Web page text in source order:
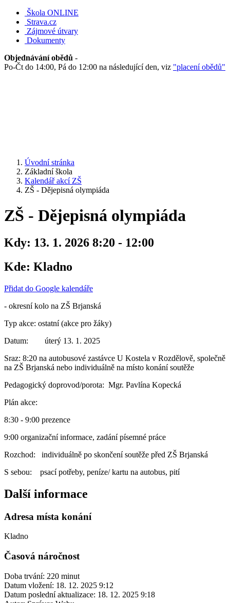
Škola ONLINE
Strava.cz
Zájmové útvary
Dokumenty
Objednávání obědů -
Po-Čt do 14:00, Pá do 12:00 na následující den, viz "placení obědů"
Úvodní stránka
Základní škola
Kalendář akcí ZŠ
ZŠ - Dějepisná olympiáda
ZŠ - Dějepisná olympiáda
Kdy: 13. 1. 2026 8:20 - 12:00
Kde: Kladno
Přidat do Google kalendáře
- okresní kolo na ZŠ Brjanská
Typ akce: ostatní (akce pro žáky)
Datum: úterý 13. 1. 2025
Sraz: 8:20 na autobusové zastávce U Kostela v Rozdělově, společně
na ZŠ Brjanská nebo individuálně na místo konání soutěže
Pedagogický doprovod/porota: Mgr. Pavlína Kopecká
Plán akce:
8:30 - 9:00 prezence
9:00 organizační informace, zadání písemné práce
Rozchod: individuálně po skončení soutěže před ZŠ Brjanská
S sebou: psací potřeby, peníze/ kartu na autobus, pití
Další informace
Adresa místa konání
Kladno
Časová náročnost
Doba trvání: 220 minut
Datum vložení: 18. 12. 2025 9:12
Datum poslední aktualizace: 18. 12. 2025 9:18